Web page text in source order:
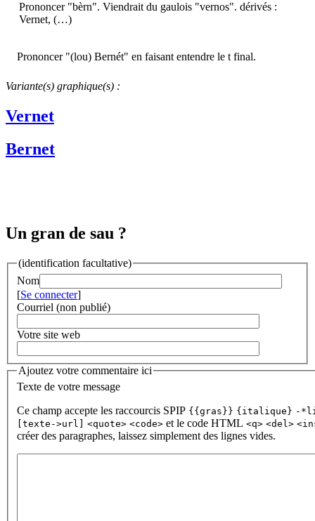
Prononcer "bèrn". Viendrait du gaulois "vernos". dérivés :
Vernet, (…)
Prononcer "(lou) Bernét" en faisant entendre le t final.
Variante(s) graphique(s) :
Vernet
Bernet
Un gran de sau ?
(identification facultative)
Nom
[Se connecter]
Courriel (non publié)
Votre site web
Ajoutez votre commentaire ici
Texte de votre message
Ce champ accepte les raccourcis SPIP {{gras}} {italique} -
[texte->url]
<quote> <code> et le code HTML <q> <del>
créer des paragraphes, laissez simplement des lignes vides.